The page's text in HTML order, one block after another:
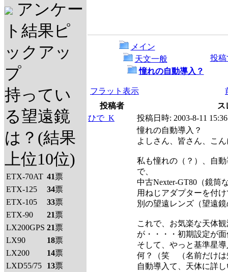
アンケー
ト結果ピ
ックアッ
プ
持ってい
る望遠鏡
は？(結果
上位10位)
ETX-70AT 41票
ETX-125
34票
ETX-105
33票
ETX-90
21票
LX200GPS 21票
LX90
18票
LX200
14票
LXD55/75
13票
メイン
天文一般
憧れの自動導入？
投
フラット表示
投稿者
ス
ひで_K
投稿日時: 2003-8-11 15:36
憧れの自動導入？
よしさん、皆さん、こ
私も憧れの（？）、自
で、
中古Nexter-GT80（鏡筒
用ねじアダプターを付
別の望遠レンズ（望遠
これで、お気楽な天体
が・・・・初期設定が面
そして、やっと基準星
何？（笑 （名前だけは
自動導入て、天体に詳